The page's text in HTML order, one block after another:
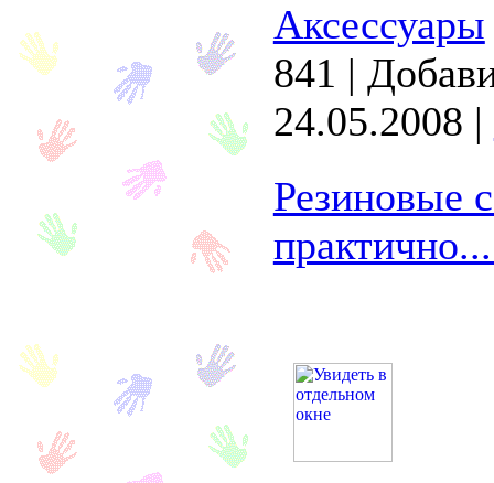
Аксессуары
841 |
24.05.2008 |
Резиновые